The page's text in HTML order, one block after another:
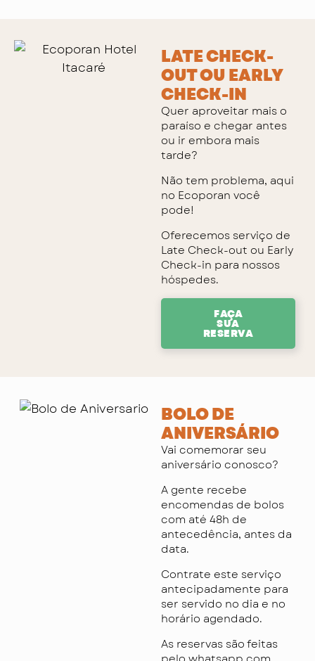
LATE CHECK-
OUT OU EARLY
CHECK-IN
Quer aproveitar mais o
paraíso e chegar antes
ou ir embora mais
tarde?
Não tem problema, aqui
no Ecoporan você
pode!
Oferecemos serviço de
Late Check-out ou Early
Check-in para nossos
hóspedes.
FAÇA
SUA
RESERVA
BOLO DE
ANIVERSÁRIO
Vai comemorar seu
aniversário conosco?
A gente recebe
encomendas de bolos
com até 48h de
antecedência, antes da
data.
Contrate este serviço
antecipadamente para
ser servido no dia e no
horário agendado.
As reservas são feitas